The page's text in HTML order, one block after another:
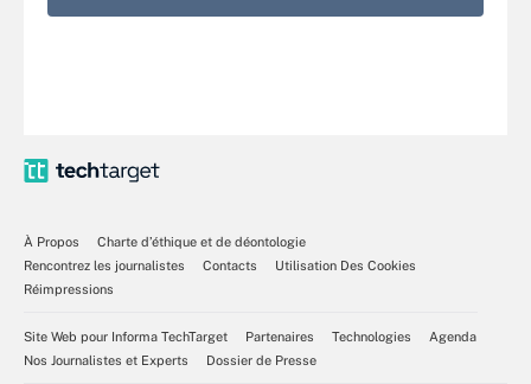
À Propos
Charte d’éthique et de déontologie
Rencontrez les journalistes
Contacts
Utilisation Des Cookies
Réimpressions
Site Web pour Informa TechTarget Partenaires Technologies
Agenda
Nos Journalistes et Experts
Dossier de Presse